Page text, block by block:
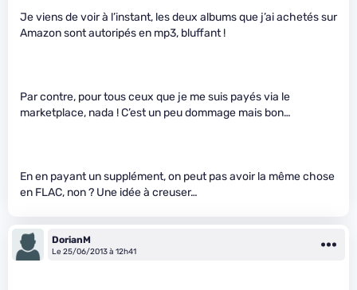
Je viens de voir à l’instant, les deux albums que j’ai achetés sur
Amazon sont autoripés en mp3, bluffant !
Par contre, pour tous ceux que je me suis payés via le
marketplace, nada ! C’est un peu dommage mais bon…
En en payant un supplément, on peut pas avoir la même chose
en FLAC, non ? Une idée à creuser…
DorianM
Le 25/06/2013 à 12h41